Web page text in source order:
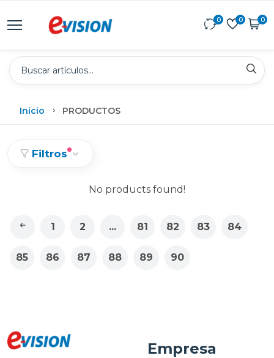
0 0 0
Inicio PRODUCTOS
Filtros
No products found!
1 2 ... 81 82 83 84
85 86 87 88 89 90
Empresa